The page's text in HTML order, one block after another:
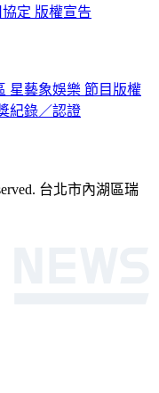
定 版權宣告
星藝象娛樂 節目版權
紀錄／認證
台北市內湖區瑞